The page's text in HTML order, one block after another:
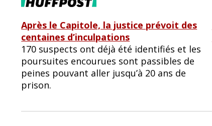
Après le Capitole, la justice prévoit des
centaines d’inculpations
170 suspects ont déjà été identifiés et les
poursuites encourues sont passibles de
peines pouvant aller jusqu’à 20 ans de
prison.